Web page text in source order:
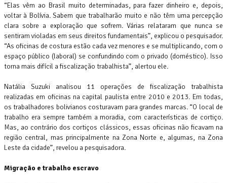
“Elas vêm ao Brasil muito determinadas, para fazer dinheiro e, depois,
voltar à Bolívia. Sabem que trabalharão muito e não têm uma percepção
clara sobre a exploração que sofrem. Várias relataram que nunca se
sentiram violadas em seus direitos fundamentais”, explicou o pesquisador.
“As oficinas de costura estão cada vez menores e se multiplicando, com o
espaço público (laboral) se confundindo com o privado (doméstico). Isso
torna mais difícil a fiscalização trabalhista”, alertou ele.
Natália Suzuki analisou 11 operações de fiscalização trabalhista
realizadas em oficinas na capital paulista entre 2010 e 2013. Em todas,
os trabalhadores bolivianos costuravam para grandes marcas. “O local de
trabalho era sempre também a moradia, com características de cortiço.
Mas, ao contrário dos cortiços clássicos, essas oficinas não ficavam na
região central, mas principalmente na Zona Norte e, algumas, na Zona
Leste da cidade”, revelou a pesquisadora.
Migração e trabalho escravo